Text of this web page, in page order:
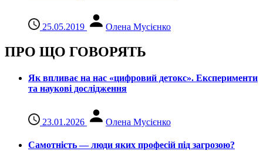
25.05.2019 Олена Мусієнко
ПРО ЩО ГОВОРЯТЬ
Як впливає на нас «цифровий детокс». Експерименти
та наукові дослідження
23.01.2026 Олена Мусієнко
Самотність — люди яких професій під загрозою?